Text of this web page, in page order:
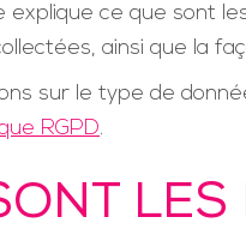
explique ce que sont
ainsi que la
sur le type de
RGPD.
LES